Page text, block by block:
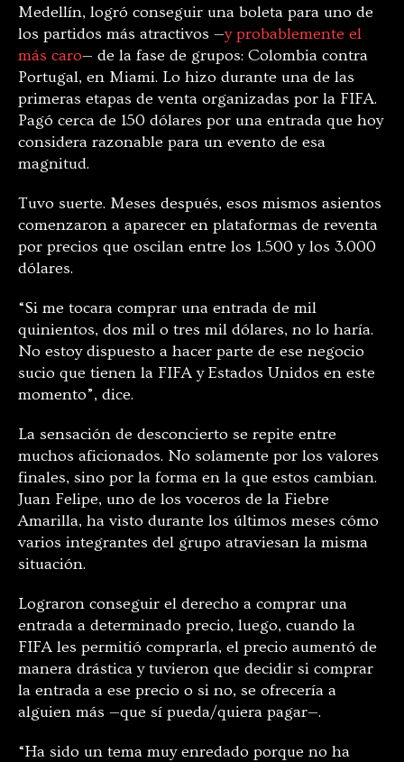
Medellín, logró conseguir una boleta para uno de
los partidos más atractivos —y probablemente el
más caro— de la fase de grupos: Colombia contra
Portugal, en Miami. Lo hizo durante una de las
primeras etapas de venta organizadas por la FIFA.
Pagó cerca de 150 dólares por una entrada que hoy
considera razonable para un evento de esa
magnitud.
Tuvo suerte. Meses después, esos mismos asientos
comenzaron a aparecer en plataformas de reventa
por precios que oscilan entre los 1.500 y los 3.000
dólares.
“Si me tocara comprar una entrada de mil
quinientos, dos mil o tres mil dólares, no lo haría.
No estoy dispuesto a hacer parte de ese negocio
sucio que tienen la FIFA y Estados Unidos en este
momento”, dice.
La sensación de desconcierto se repite entre
muchos aficionados. No solamente por los valores
finales, sino por la forma en la que estos cambian.
Juan Felipe, uno de los voceros de la Fiebre
Amarilla, ha visto durante los últimos meses cómo
varios integrantes del grupo atraviesan la misma
situación.
Lograron conseguir el derecho a comprar una
entrada a determinado precio, luego, cuando la
FIFA les permitió comprarla, el precio aumentó de
manera drástica y tuvieron que decidir si comprar
la entrada a ese precio o si no, se ofrecería a
alguien más —que sí pueda/quiera pagar—.
“Ha sido un tema muy enredado porque no ha